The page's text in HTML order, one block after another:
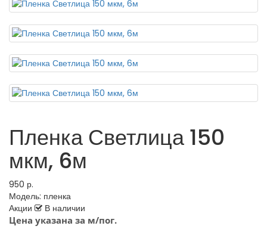
Пленка Светлица 150
мкм, 6м
950 р.
Модель: пленка
Акции
В наличии
Цена указана за м/пог.